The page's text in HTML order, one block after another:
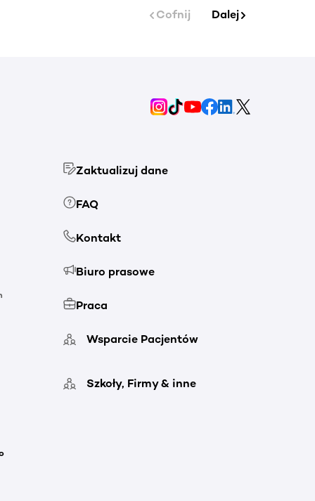
Cofnij Dalej
Zaktualizuj dane
FAQ
Kontakt
Biuro prasowe
Praca
Wsparcie Pacjentów
Szkoły, Firmy & inne